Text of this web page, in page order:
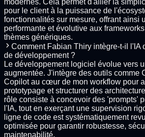
modernes. Cela permet d'allier la
pour le client à la puissance de
fonctionnalités sur mesure, offrant ainsi
performante et évolutive aux
thèmes génériques.
Comment Fabian Thiry intègre-t-il l'IA
de développement ?
Le développement logiciel évolue vers
augmentée. J'intègre des outils comme
Copilot au cœur de mon workflow pour
prototypage et structurer des
rôle consiste à concevoir des 'prompts'
l'IA, tout en exerçant une supervision
ligne de code est systématiquement
optimisée pour garantir robustesse,
maintenabilité.